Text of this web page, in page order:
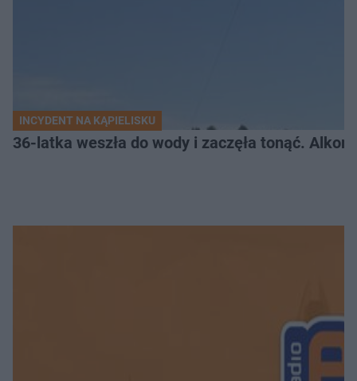
INCYDENT NA KĄPIELISKU
36-latka weszła do wody i zaczęła tonąć.